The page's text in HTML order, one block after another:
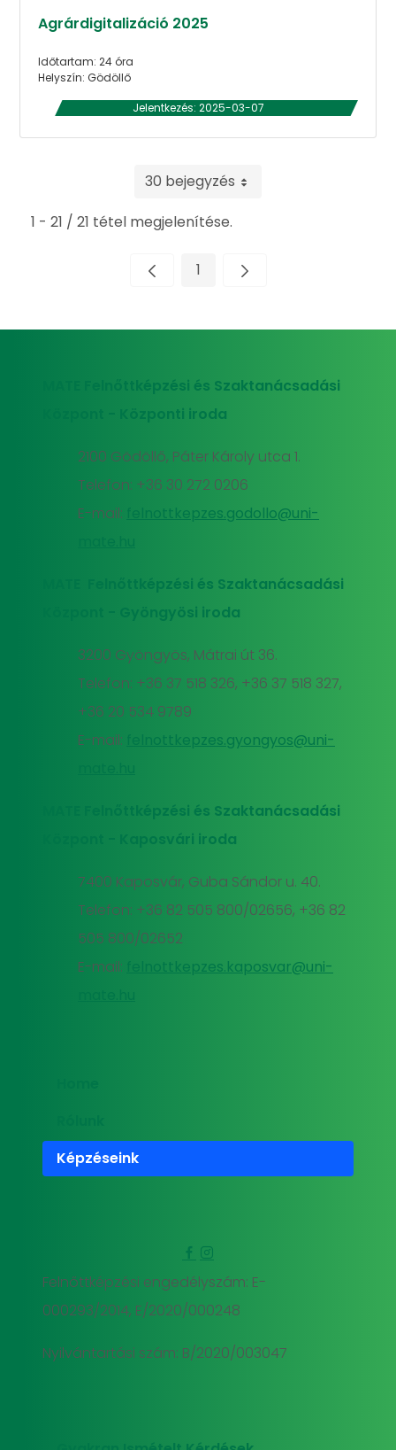
Agrárdigitalizáció 2025
Időtartam: 24 óra
Helyszín: Gödöllő
Jelentkezés: 2025-03-07
30 bejegyzés
1 - 21 / 21 tétel megjelenítése.
Oldal
1
MATE Felnőttképzési és Szaktanácsadási
Központ - Központi iroda
2100 Gödöllő, Páter Károly utca 1.
Telefon: +36 30 272 0206
E-mail:
felnottkepzes.godollo@uni-
MATE Felnőttképzési és Szaktanácsadási
Központ - Gyöngyösi iroda
3200 Gyöngyös, Mátrai út 36.
Telefon: +36 37 518 326, +36 37 518 327,
+36 20 534 9789
E-mail:
felnottkepzes.gyongyos@uni-
MATE Felnőttképzési és Szaktanácsadási
Központ - Kaposvári iroda
7400 Kaposvár, Guba Sándor u. 40.
Telefon: +36 82 505 800/02656, +36 82
505 800/02652
E-mail:
felnottkepzes.kaposvar@uni-
Képzéseink
Felnőttképzési engedélyszám: E-
000293/2014, E/2020/000248
Nyilvántartási szám: B/2020/003047